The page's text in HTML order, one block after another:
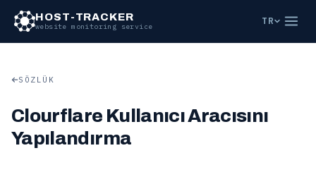
HOST-TRACKER
website monitoring service
TR
SÖZLÜK
Clourflare Kullanıcı Aracısını
Yapılandırma